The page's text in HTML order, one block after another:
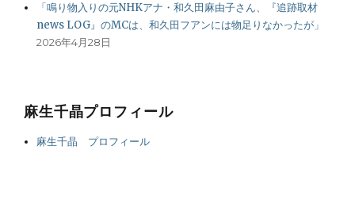
「鳴り物入りの元NHKアナ・和久田麻由子さん、『追跡取材
news LOG』のMCは、和久田フアンには物足りなかったが」
2026年4月28日
麻生千晶プロフィール
麻生千晶 プロフィール